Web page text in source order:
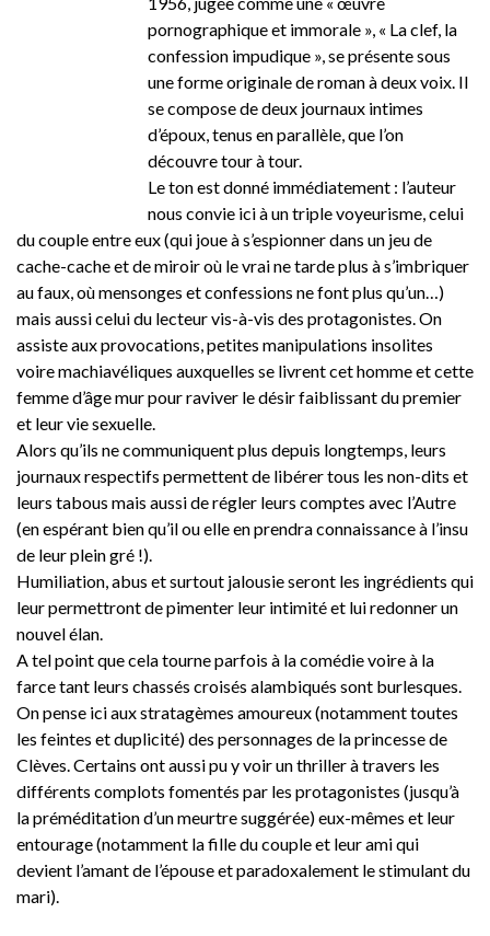
pornographique et immorale », « La clef, la
confession impudique », se présente sous
une forme originale de roman à deux voix. Il
se compose de deux journaux intimes
d’époux, tenus en parallèle, que l’on
découvre tour à tour.
Le ton est donné immédiatement : l’auteur
nous convie ici à un triple voyeurisme, celui
du couple entre eux (qui joue à s’espionner dans un jeu de
cache-cache et de miroir où le vrai ne tarde plus à s’imbriquer
au faux, où mensonges et confessions ne font plus qu’un…)
mais aussi celui du lecteur vis-à-vis des protagonistes. On
assiste aux provocations, petites manipulations insolites
voire machiavéliques auxquelles se livrent cet homme et cette
femme d’âge mur pour raviver le désir faiblissant du premier
et leur vie sexuelle.
Alors qu’ils ne communiquent plus depuis longtemps, leurs
journaux respectifs permettent de libérer tous les non-dits et
leurs tabous mais aussi de régler leurs comptes avec l’Autre
(en espérant bien qu’il ou elle en prendra connaissance à l’insu
de leur plein gré !).
Humiliation, abus et surtout jalousie seront les ingrédients qui
leur permettront de pimenter leur intimité et lui redonner un
nouvel élan.
A tel point que cela tourne parfois à la comédie voire à la
farce tant leurs chassés croisés alambiqués sont burlesques.
On pense ici aux stratagèmes amoureux (notamment toutes
les feintes et duplicité) des personnages de la princesse de
Clèves. Certains ont aussi pu y voir un thriller à travers les
différents complots fomentés par les protagonistes (jusqu’à
la préméditation d’un meurtre suggérée) eux-mêmes et leur
entourage (notamment la fille du couple et leur ami qui
devient l’amant de l’épouse et paradoxalement le stimulant du
mari).